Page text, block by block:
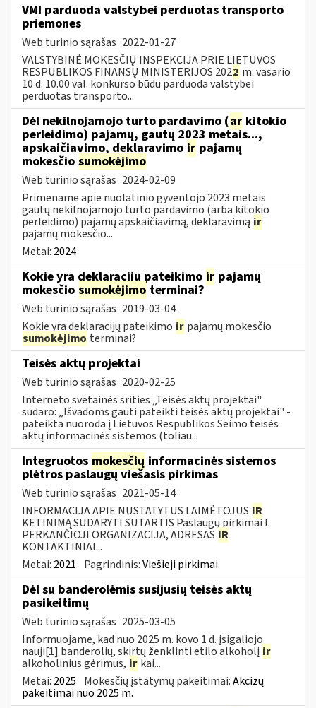
VMI parduoda valstybei perduotas transporto
priemones
Web turinio sąrašas 2022-01-27
VALSTYBINĖ MOKESČIŲ INSPEKCIJA PRIE LIETUVOS
RESPUBLIKOS FINANSŲ MINISTERIJOS 2022 m. vasario
10 d. 10.00 val. konkurso būdu parduoda valstybei
perduotas transporto...
Dėl nekilnojamojo turto pardavimo (ar kitokio
perleidimo) pajamų, gautų 2023 metais...,
apskaičiavimo, deklaravimo ir pajamų
mokesčio sumokėjimo
Web turinio sąrašas 2024-02-09
Primename apie nuolatinio gyventojo 2023 metais
gautų nekilnojamojo turto pardavimo (arba kitokio
perleidimo) pajamų apskaičiavimą, deklaravimą ir
pajamų mokesčio...
Metai: 2024
Kokie yra deklaracijų pateikimo ir pajamų
mokesčio sumokėjimo terminai?
Web turinio sąrašas 2019-03-04
Kokie yra deklaracijų pateikimo ir pajamų mokesčio
sumokėjimo terminai?
Teisės aktų projektai
Web turinio sąrašas 2020-02-25
Interneto svetainės srities „Teisės aktų projektai"
sudaro: „Išvadoms gauti pateikti teisės aktų projektai" -
pateikta nuoroda į Lietuvos Respublikos Seimo teisės
aktų informacinės sistemos (toliau...
Integruotos mokesčių informacinės sistemos
plėtros paslaugų viešasis pirkimas
Web turinio sąrašas 2021-05-14
INFORMACIJA APIE NUSTATYTUS LAIMĖTOJUS IR
KETINIMĄ SUDARYTI SUTARTIS Paslaugų pirkimai I.
PERKANČIOJI ORGANIZACIJA, ADRESAS IR
KONTAKTINIAI...
Metai: 2021 Pagrindinis:Viešieji pirkimai
Dėl su banderolėmis susijusių teisės aktų
pasikeitimų
Web turinio sąrašas 2025-03-05
Informuojame, kad nuo 2025 m. kovo 1 d. įsigaliojo
nauji[1] banderolių, skirtų ženklinti etilo alkoholį ir
alkoholinius gėrimus, ir kai...
Metai: 2025 Mokesčių įstatymų pakeitimai:Akcizų
pakeitimai nuo 2025 m.